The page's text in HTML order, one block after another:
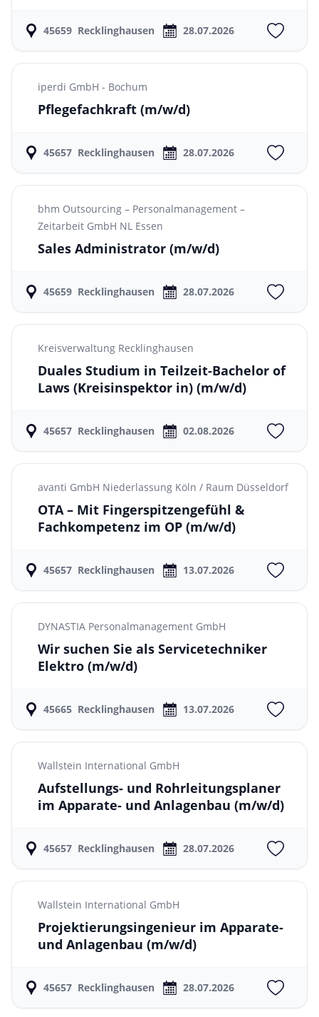
45659 Recklinghausen 28.07.2026
iperdi GmbH - Bochum
Pflegefachkraft (m/w/d)
45657 Recklinghausen 28.07.2026
bhm Outsourcing – Personalmanagement –
Zeitarbeit GmbH NL Essen
Sales Administrator (m/w/d)
45659 Recklinghausen 28.07.2026
Kreisverwaltung Recklinghausen
Duales Studium in Teilzeit-Bachelor of
Laws (Kreisinspektor in) (m/w/d)
45657 Recklinghausen 02.08.2026
avanti GmbH Niederlassung Köln / Raum Düsseldorf
OTA – Mit Fingerspitzengefühl &
Fachkompetenz im OP (m/w/d)
45657 Recklinghausen 13.07.2026
DYNASTIA Personalmanagement GmbH
Wir suchen Sie als Servicetechniker
Elektro (m/w/d)
45665 Recklinghausen 13.07.2026
Wallstein International GmbH
Aufstellungs- und Rohrleitungsplaner
im Apparate- und Anlagenbau (m/w/d)
45657 Recklinghausen 28.07.2026
Wallstein International GmbH
Projektierungsingenieur im Apparate-
und Anlagenbau (m/w/d)
45657 Recklinghausen 28.07.2026